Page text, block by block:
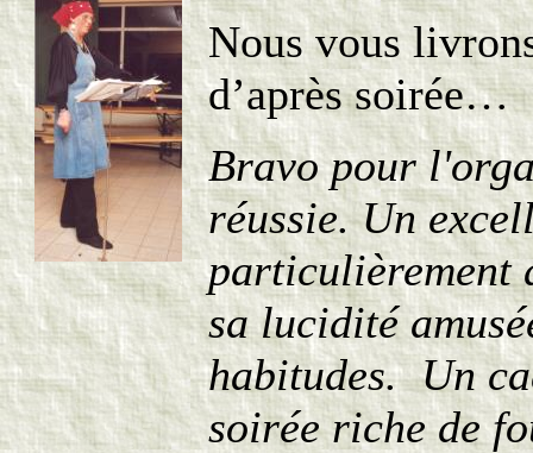
Nous vous
d’après soirée…
Bravo pour
réussie. Un
particulièrement
sa lucidité
habitudes. Un
soirée riche de